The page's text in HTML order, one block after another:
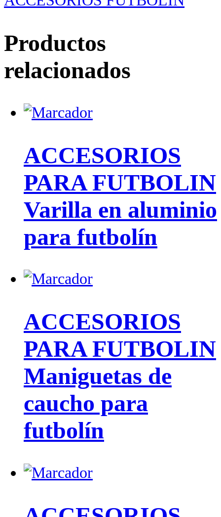
Productos
relacionados
ACCESORIOS
PARA FUTBOLIN
Varilla en aluminio
para futbolín
ACCESORIOS
PARA FUTBOLIN
Maniguetas de
caucho para
futbolín